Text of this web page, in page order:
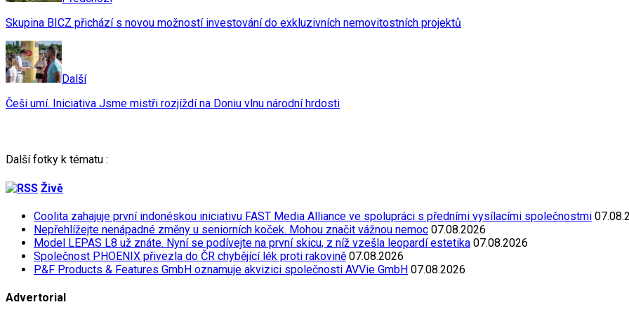
Skupina BICZ přichází s novou možností investování do exkluzivních nemovitostních projektů
Další
Češi umí. Iniciativa Jsme mistři rozjíždí na Doniu vlnu národní hrdosti
Další fotky k tématu :
Živě
Coolita zahajuje první indonéskou iniciativu FAST Media Alliance ve spolupráci s předními vysílacími společnostmi
Nepřehlížejte nenápadné změny u seniorních koček. Mohou značit vážnou nemoc 07.08.2026
Model LEPAS L8 už znáte. Nyní se podívejte na první skicu, z níž vzešla leopardí estetika 07.08.2026
Společnost PHOENIX přivezla do ČR chybějící lék proti rakovině 07.08.2026
P&F Products & Features GmbH oznamuje akvizici společnosti AVVie GmbH 07.08.2026
Advertorial